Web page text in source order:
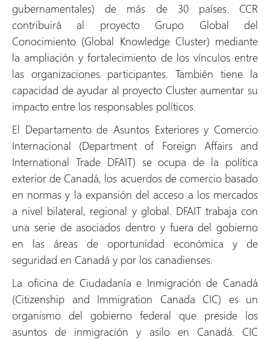
gubernamentales) de más de 30 países. CCR
contribuirá al proyecto Grupo Global del
Conocimiento (Global Knowledge Cluster) mediante
la ampliación y fortalecimiento de los vínculos entre
las organizaciones participantes. También tiene la
capacidad de ayudar al proyecto Cluster aumentar su
impacto entre los responsables políticos.
El Departamento de Asuntos Exteriores y Comercio
Internacional (Department of Foreign Affairs and
International Trade DFAIT) se ocupa de la política
exterior de Canadá, los acuerdos de comercio basado
en normas y la expansión del acceso a los mercados
a nivel bilateral, regional y global. DFAIT trabaja con
una serie de asociados dentro y fuera del gobierno
en las áreas de oportunidad económica y de
seguridad en Canadá y por los canadienses.
La oficina de Ciudadanía e Inmigración de Canadá
(Citizenship and Immigration Canada CIC) es un
organismo del gobierno federal que preside los
asuntos de inmigración y asilo en Canadá. CIC